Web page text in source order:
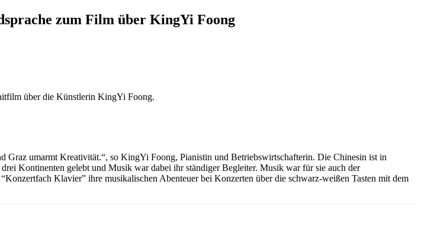
zum Film über KingYi Foong
über die Künstlerin KingYi Foong.
umarmt Kreativität.“, so KingYi Foong, Pianistin und Betriebswirtschafterin. Die Chinesin ist in
Kontinenten gelebt und Musik war dabei ihr ständiger Begleiter. Musik war für sie auch der
Klavier” ihre musikalischen Abenteuer bei Konzerten über die schwarz-weißen Tasten mit dem